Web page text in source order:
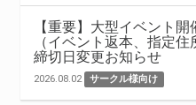
【重要】大型イベント
（イベント返本、指定
締切日変更お知らせ
2026.08.02 サークル様向け